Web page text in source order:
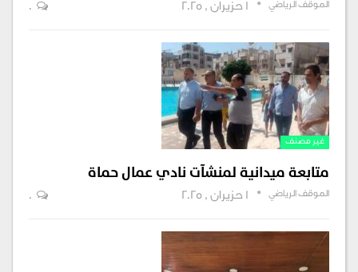
الموقف الرياضي 0
غير مصنف
متابعة ميدانية لمنشآت نادي عمال حماة
الموقف الرياضي 0